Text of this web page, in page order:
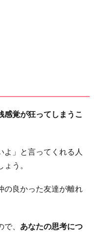
感覚が狂ってしまうこ
よ」と言ってくれる人
う。
の良かった友達が離れ
、 あなたの思考につ